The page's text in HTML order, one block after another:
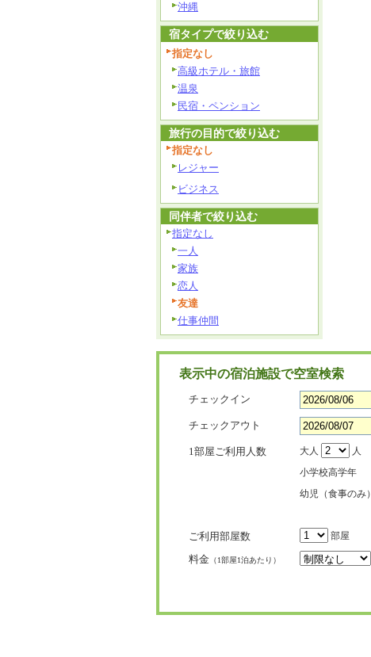
沖縄
宿タイプで絞り込む
指定なし
高級ホテル・旅館
温泉
民宿・ペンション
旅行の目的で絞り込む
指定なし
レジャー
ビジネス
同伴者で絞り込む
指定なし
一人
家族
恋人
友達
仕事仲間
表示中の宿泊施設で空室検索
チェックイン
チェックアウト
1部屋ご利用人数 大人
人
小学校高学年
幼児（食事のみ）
ご利用部屋数 部屋
料金 （1部屋1泊あたり）